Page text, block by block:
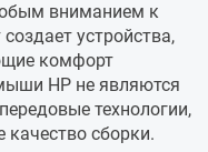
вниманием к
устройства,
комфорт
HP не являются
технологии,
сборки.